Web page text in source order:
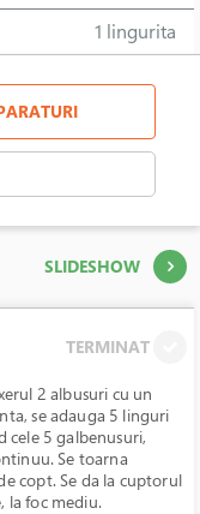
1 lingurita
SLIDESHOW
TERMINAT
2 albusuri cu un
se adauga 5 linguri
cele 5 galbenusuri,
Se toarna
copt. Se da la cuptorul
la foc mediu.